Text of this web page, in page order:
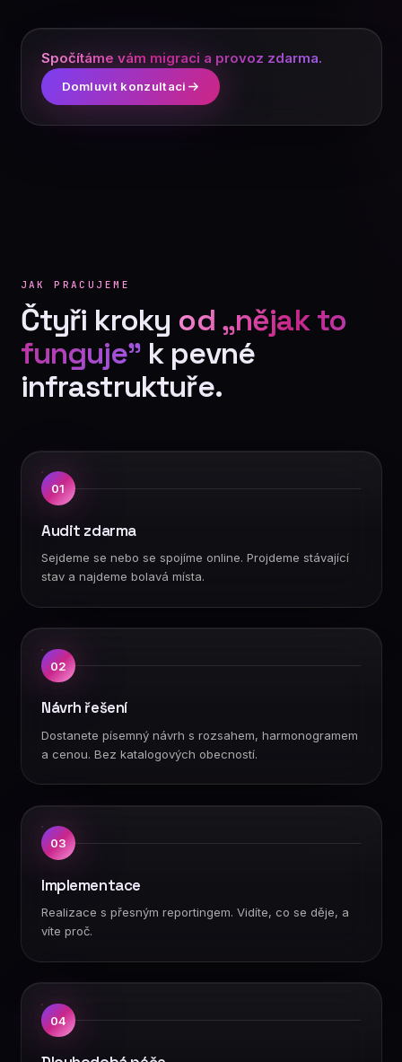
Spočítáme vám migraci a provoz zdarma.
Domluvit konzultaci
JAK PRACUJEME
Čtyři kroky od „nějak to
funguje"k pevné
infrastruktuře.
01
Audit zdarma
Sejdeme se nebo se spojíme online. Projdeme stávající
stav a najdeme bolavá místa.
02
Návrh řešení
Dostanete písemný návrh s rozsahem, harmonogramem
a cenou. Bez katalogových obecností.
03
Implementace
Realizace s přesným reportingem. Vidíte, co se děje, a
víte proč.
04